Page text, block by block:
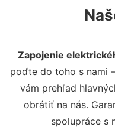
Zapojenie
poďte do toho s nami
vám prehľad
obrátiť na nás.
spolupráce s